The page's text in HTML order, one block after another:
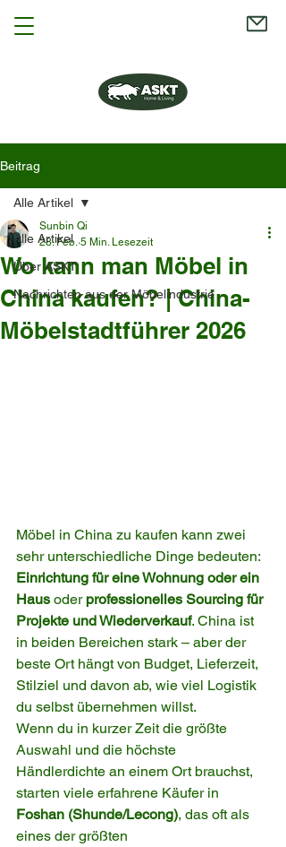
Beitrag
Alle Artikel
Über ASKT
Nachrichten aus der Möbelindustrie
Alle Artikel
Wo kann man Möbel in
China kaufen? | China-
Möbelstadtführer 2026
Sunbin Qi
28. Feb. 5 Min. Lesezeit
Möbel in China zu kaufen kann zwei
sehr unterschiedliche Dinge bedeuten:
Einrichtung für eine Wohnung oder ein
Haus oder professionelles Sourcing für
Projekte und Wiederverkauf. China ist
in beiden Bereichen stark – aber der
beste Ort hängt von Budget, Lieferzeit,
Stilziel und davon ab, wie viel Logistik
du selbst übernehmen willst.
Wenn du in kurzer Zeit die größte
Auswahl und die höchste
Händlerdichte an einem Ort brauchst,
starten viele erfahrene Käufer in
Foshan (Shunde/Lecong), das oft als
eines der größten